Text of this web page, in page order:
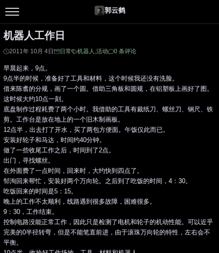
郭云鹤
机器人工作日
2011年 10月 4日 日常 机器人 ,活动 0 条评论
早晨起来，9点。
9点半的时候，准备好了工具和材料，这个时候我还没有洗脸。
借来陈翥的分规，画了一个圆。借助三角板和圆规，在铝塑板上画好了图。
这时候大约10点一刻。
底盘制作过程耗费了两个小时。我借助的工具有裁纸刀、螺丝刀、钢尺、铁
剪。工作台是放在地上的一个旧木制画板。
12点半，出去打了开水，买了两包方便面。午饭仅此而已。
安装好轮子和马达，时间约40分钟。
做了一些收尾工作之后，时间到了2点。
出门，寻找螺丝。
在外面费了一点时间，回来时，大约快到四点了。
邹洵回来帮忙，安装好两个万向轮。之后到了吃饭的时间，4：30。
吃饭回来的时间是5：15。
晚上的工作不太顺利，线路遇到很多故障，困难很多。
9：30，工作结束。
控制电路没能正常工作，因此只是检测了电机和轮子的机动性能。可以近乎
完美的0半径转弯，但是不能笔直前进，由于滚珠万向轮的特性，左右会不
平衡。